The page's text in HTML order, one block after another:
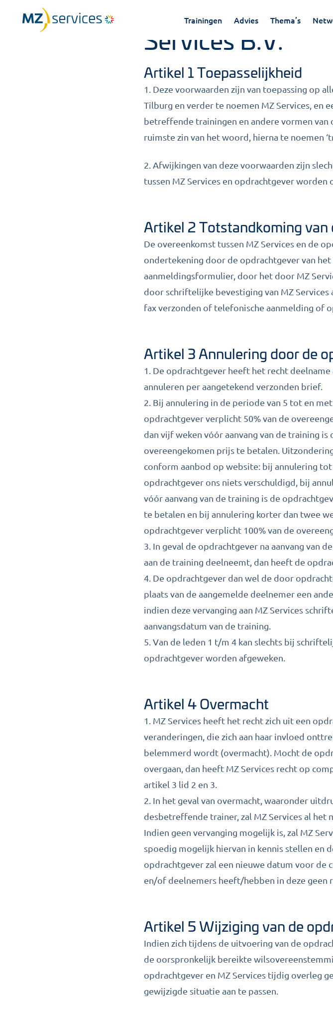
Trainingen Advies Thema’s
Algemene
Services B.V.
Artikel 1 Toepasselijkheid
1. Deze voorwaarden zijn van toepassing op
Tilburg en verder te noemen MZ Services, en
betreffende trainingen en andere vormen van
ruimste zin van het woord, hierna te noemen
2. Afwijkingen van deze voorwaarden zijn
tussen MZ Services en opdrachtgever worden
Artikel 2 Totstandkoming
De overeenkomst tussen MZ Services en de
ondertekening door de opdrachtgever van
aanmeldingsformulier, door het door MZ
door schriftelijke bevestiging van MZ
fax verzonden of telefonische aanmelding of
Artikel 3 Annulering door de
1. De opdrachtgever heeft het recht
annuleren per aangetekend verzonden brief.
2. Bij annulering in de periode van 5 tot en
opdrachtgever verplicht 50% van de
dan vijf weken vóór aanvang van de training
overeengekomen prijs te betalen.
conform aanbod op website: bij annulering
opdrachtgever ons niets verschuldigd, bij
vóór aanvang van de training is de
te betalen en bij annulering korter dan twee
opdrachtgever verplicht 100% van de
3. In geval de opdrachtgever na aanvang van
aan de training deelneemt, dan heeft de
4. De opdrachtgever dan wel de door
plaats van de aangemelde deelnemer een
indien deze vervanging aan MZ Services
aanvangsdatum van de training.
5. Van de leden 1 t/m 4 kan slechts bij
opdrachtgever worden afgeweken.
Artikel 4 Overmacht
1. MZ Services heeft het recht zich uit een
veranderingen, die zich aan haar invloed
belemmerd wordt (overmacht). Mocht de
overgaan, dan heeft MZ Services recht op
artikel 3 lid 2 en 3.
2. In het geval van overmacht, waaronder
desbetreffende trainer, zal MZ Services al het
Indien geen vervanging mogelijk is, zal MZ
spoedig mogelijk hiervan in kennis stellen en
opdrachtgever zal een nieuwe datum voor de
en/of deelnemers heeft/hebben in deze geen
Artikel 5 Wijziging van de
Indien zich tijdens de uitvoering van de
de oorspronkelijk bereikte
opdrachtgever en MZ Services tijdig overleg
gewijzigde situatie aan te passen.